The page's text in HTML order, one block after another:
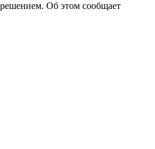
Об этом сообщает